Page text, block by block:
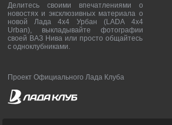
Делитесь своими впечатлениями о
новостях и эксклюзивных материала о
новой Лада 4х4 Урбан (LADA 4x4
Urban), выкладывайте фотографии
своей ВАЗ Нива или просто общайтесь
с одноклубниками.
Проект Официального Лада Клуба